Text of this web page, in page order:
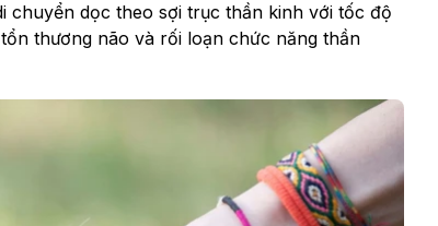
chuyển dọc theo sợi trục thần kinh với tốc độ
thương não và rối loạn chức năng thần